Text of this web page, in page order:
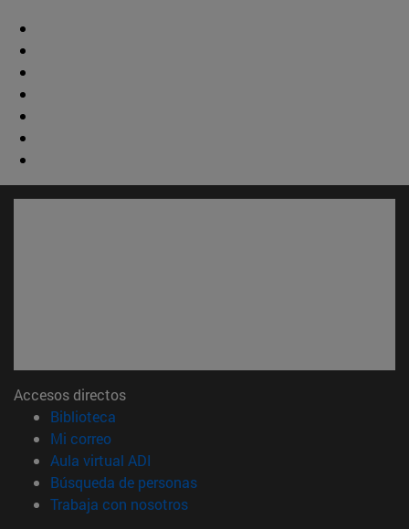
Accesos directos
Biblioteca
Mi correo(abre en nueva ventana)
Aula virtual ADI
Búsqueda de personas(abre en nueva ventana)
Trabaja con nosotros(abre en nueva ventana)